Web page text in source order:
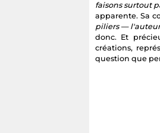
faisons surtout
apparente. Sa
piliers —
donc. Et
créations,
question que